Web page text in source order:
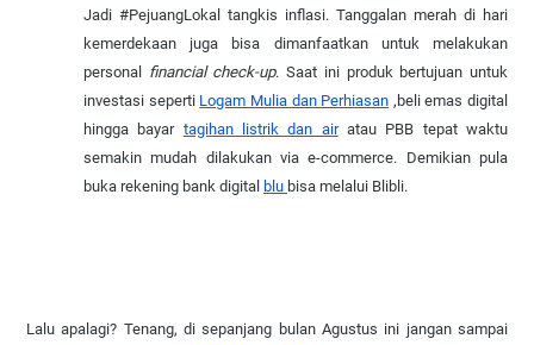
Jadi #PejuangLokal tangkis inflasi. Tanggalan merah di hari
kemerdekaan juga bisa dimanfaatkan untuk melakukan
personal financial check-up. Saat ini produk bertujuan untuk
investasi seperti Logam Mulia dan Perhiasan ,beli emas digital
hingga bayar tagihan listrik dan airatau PBB tepat waktu
semakin mudah dilakukan via e-commerce. Demikian pula
buka rekening bank digital blu bisa melalui Blibli.
Lalu apalagi? Tenang, di sepanjang bulan Agustus ini jangan sampai